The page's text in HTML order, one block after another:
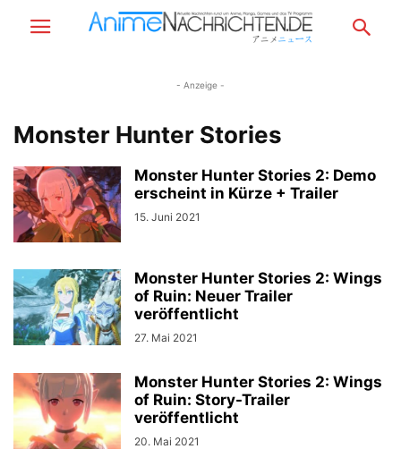
- Anzeige -
Monster Hunter Stories
Monster Hunter Stories 2: Demo
erscheint in Kürze + Trailer
15. Juni 2021
Monster Hunter Stories 2: Wings
of Ruin: Neuer Trailer
veröffentlicht
27. Mai 2021
Monster Hunter Stories 2: Wings
of Ruin: Story-Trailer
veröffentlicht
20. Mai 2021